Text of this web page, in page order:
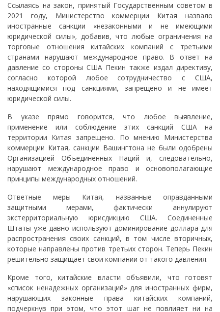
Ссылаясь на закон, принятый Государственным советом в
2021 году, Министерство коммерции Китая назвало
иностранные санкции «незаконными и не имеющими
юридической силы», добавив, что любые ограничения на
торговые отношения китайских компаний с третьими
странами нарушают международное право. В ответ на
давление со стороны США Пекин также издал директиву,
согласно которой любое сотрудничество с США,
находящимися под санкциями, запрещено и не имеет
юридической силы.
В указе прямо говорится, что любое выявление,
применение или соблюдение этих санкций США на
территории Китая запрещено. По мнению Министерства
коммерции Китая, санкции Вашингтона не были одобрены
Организацией Объединенных Наций и, следовательно,
нарушают международное право и основополагающие
принципы международных отношений.
Ответные меры Китая, названные оправданными
защитными мерами, фактически аннулируют
экстерриториальную юрисдикцию США. Соединенные
Штаты уже давно используют доминирование доллара для
распространения своих санкций, в том числе вторичных,
которые направлены против третьих сторон. Теперь Пекин
решительно защищает свои компании от такого давления.
Кроме того, китайские власти объявили, что готовят
«список ненадежных организаций» для иностранных фирм,
нарушающих законные права китайских компаний,
подчеркнув при этом, что этот шаг не повлияет ни на